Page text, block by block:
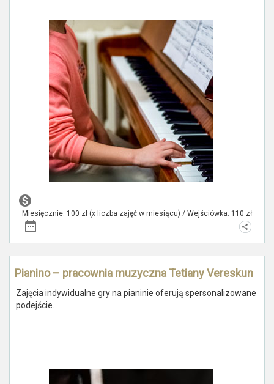
Miesięcznie: 100 zł (x liczba zajęć w miesiącu) / Wejściówka: 110 zł
Pianino – pracownia muzyczna Tetiany Vereskun
Zajęcia indywidualne gry na pianinie oferują spersonalizowane
podejście.